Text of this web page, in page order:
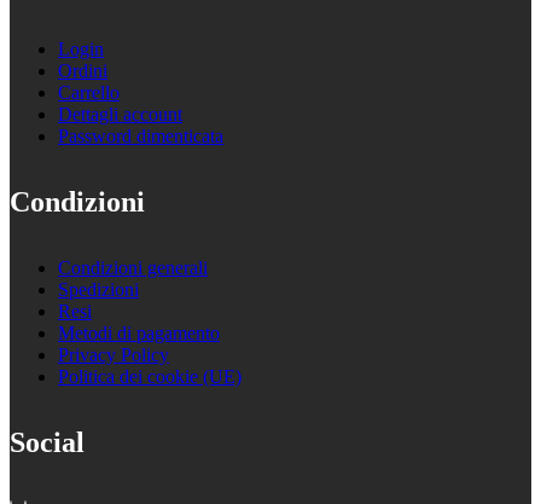
Login
Ordini
Carrello
Dettagli account
Password dimenticata
Condizioni
Condizioni generali
Spedizioni
Resi
Metodi di pagamento
Privacy Policy
Politica dei cookie (UE)
Social